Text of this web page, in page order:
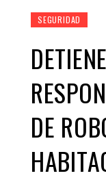
SEGURIDAD
DE